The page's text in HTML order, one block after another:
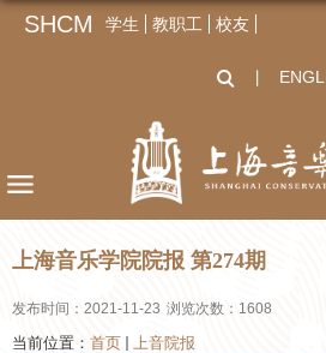
SHCM 学生 教职工 校友
上海音乐学院院报 第274期
发布时间：2021-11-23 浏览次数： 1608
当前位置： 首页 上音院报